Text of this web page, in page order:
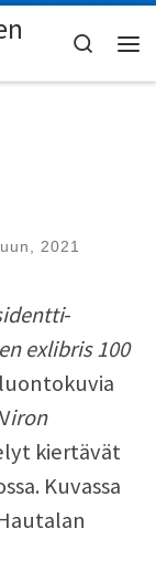
Search
2021
-
exlibris 100
iron
kiertävät
Kuvassa